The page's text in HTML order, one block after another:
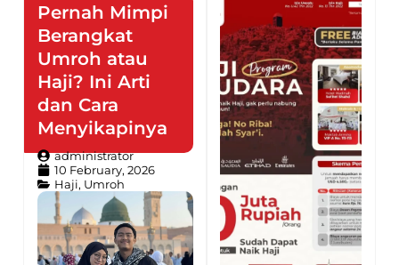
Pernah Mimpi
Berangkat
Umroh atau
Haji? Ini Arti
dan Cara
Menyikapinya
administrator
10 February, 2026
Haji, Umroh